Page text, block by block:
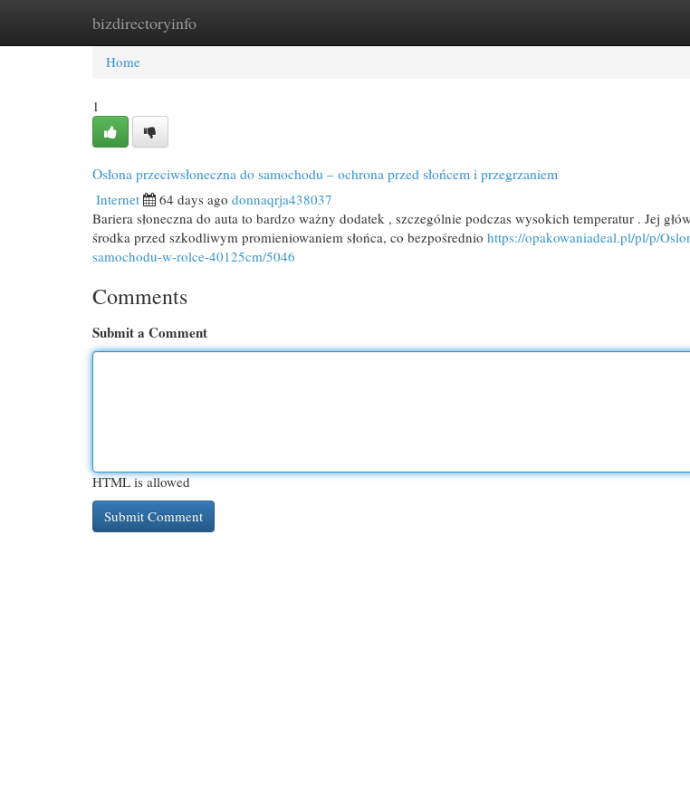
bizdirectoryinfo
Home New Site Listings
Home
1
Osłona przeciwsłoneczna do samochodu – ochrona przed słońcem i przegrzaniem
Internet 64 days ago donnaqrja438037
Bariera słoneczna do auta to bardzo ważny dodatek , szczególnie podczas wysokich temperatur . Jej
środka przed szkodliwym promieniowaniem słońca, co bezpośrednio https://opakowaniadeal.pl/pl/p/
samochodu-w-rolce-40125cm/5046
Comments
Submit a Comment
HTML is allowed